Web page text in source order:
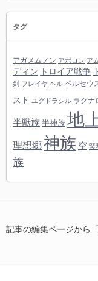
タグ
アガメムノン アポロン ア
ディン トロイア戦争
剣 フレイヤ ヘル ペルセウ
スト
ユグドラシル ラグナ
半獣族 半神族 地
理想郷神族 空 竪
族
記事の編集ページから